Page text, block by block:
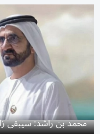
محمد بن راشد: سيبقى